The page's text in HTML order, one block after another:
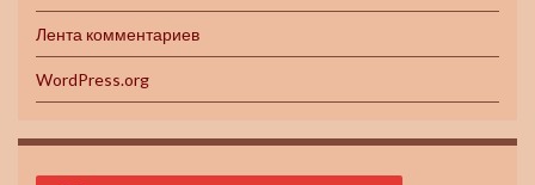
Лента комментариев
WordPress.org